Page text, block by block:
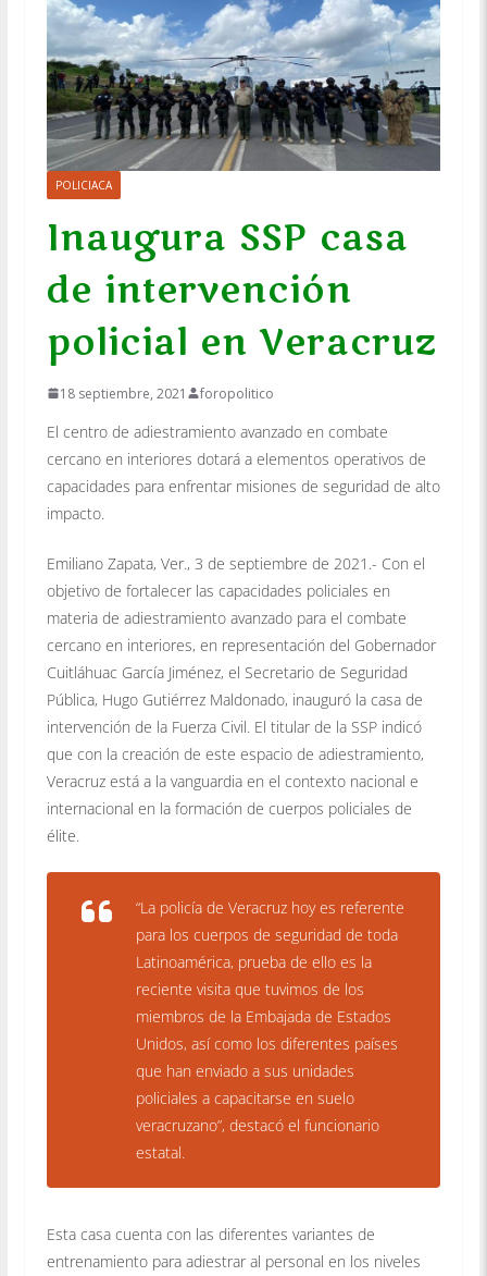
POLICIACA
Inaugura SSP casa
de intervención
policial en Veracruz
18 septiembre, 2021 foropolitico
El centro de adiestramiento avanzado en combate
cercano en interiores dotará a elementos operativos de
capacidades para enfrentar misiones de seguridad de alto
impacto.
Emiliano Zapata, Ver., 3 de septiembre de 2021.- Con el
objetivo de fortalecer las capacidades policiales en
materia de adiestramiento avanzado para el combate
cercano en interiores, en representación del Gobernador
Cuitláhuac García Jiménez, el Secretario de Seguridad
Pública, Hugo Gutiérrez Maldonado, inauguró la casa de
intervención de la Fuerza Civil. El titular de la SSP indicó
que con la creación de este espacio de adiestramiento,
Veracruz está a la vanguardia en el contexto nacional e
internacional en la formación de cuerpos policiales de
élite.
“La policía de Veracruz hoy es referente
para los cuerpos de seguridad de toda
Latinoamérica, prueba de ello es la
reciente visita que tuvimos de los
miembros de la Embajada de Estados
Unidos, así como los diferentes países
que han enviado a sus unidades
policiales a capacitarse en suelo
veracruzano”, destacó el funcionario
estatal.
Esta casa cuenta con las diferentes variantes de
entrenamiento para adiestrar al personal en los niveles